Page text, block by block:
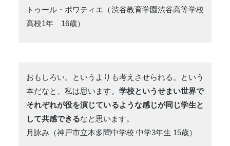
トゥール・ポワティエ（渋谷教育学園渋谷高等学校
高校1年 16歳）
おもしろい。というよりも考えさせられる。という
本だなと、私は思います。 学校というせまい世界で
それぞれが役を演じているような感じが同じ学生と
して共感できるなと思います。
月詠み（神戸市立本多聞中学校 中学3年生 15歳）